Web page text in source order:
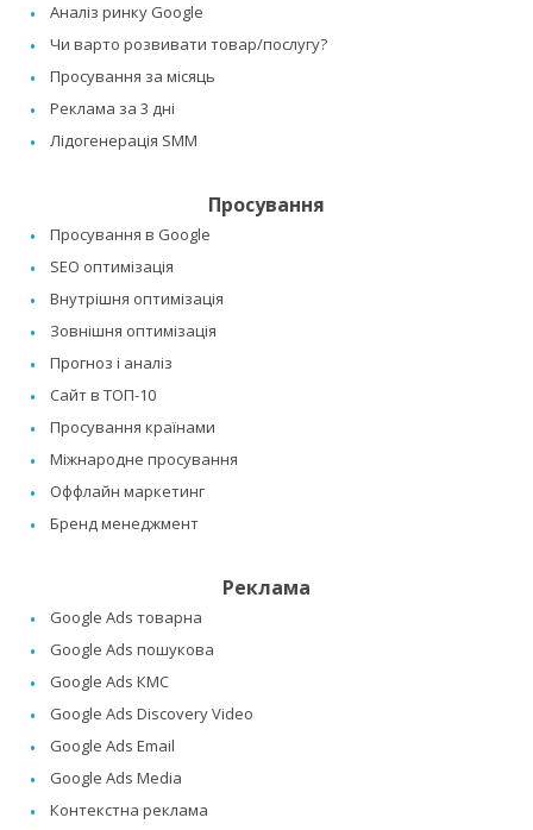
Аналіз ринку Google
Чи варто розвивати товар/послугу?
Просування за місяць
Реклама за 3 дні
Лідогенерація SMM
Просування
Просування в Google
SEO оптимізація
Внутрішня оптимізація
Зовнішня оптимізація
Прогноз і аналіз
Сайт в ТОП-10
Просування країнами
Міжнародне просування
Оффлайн маркетинг
Бренд менеджмент
Реклама
Google Ads товарна
Google Ads пошукова
Google Ads КМС
Google Ads Discovery Video
Google Ads Email
Google Ads Media
Контекстна реклама